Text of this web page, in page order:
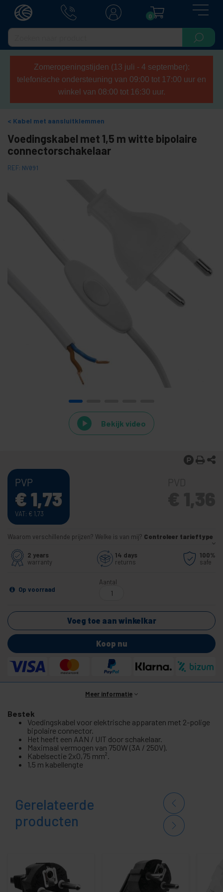
0
Zomeropeningstijden (13 juli - 4 september):
telefonische ondersteuning van 09:00 tot 17:00 uur en
winkel van 08:00 tot 16:30 uur.
Kabel met aansluitklemmen
Voedingskabel met 1,5 m witte bipolaire
connectorschakelaar
REF: NV091
Bekijk video
PVP
€1,73
VAT: € 1,73
Waarom verschillende prijzen? Welke is van mij? Controleer tarieftype
2 years
warranty
14 days
returns
100%
safe
Op voorraad
Aantal
Voeg toe aan winkelkar
Koop nu
Meer informatie
Bestek
Voedingskabel voor elektrische apparaten met 2-polige
bipolaire connector.
Het heeft een AAN / UIT door schakelaar.
Maximaal vermogen van 750W (3A / 250V).
Kabelsectie 2x0,75 mm².
1,5 m kabellengte
Gerelateerde
producten